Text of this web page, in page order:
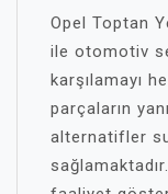
Opel Toptan
ile otomotiv
karşılamayı
parçaların
alternatifler